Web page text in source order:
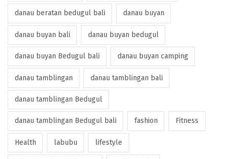
danau beratan bedugul bali danau buyan
danau buyan bali danau buyan bedugul
danau buyan Bedugul bali danau buyan camping
danau tamblingan danau tamblingan bali
danau tamblingan Bedugul
danau tamblingan Bedugul bali fashion Fitness
Health labubu lifestyle